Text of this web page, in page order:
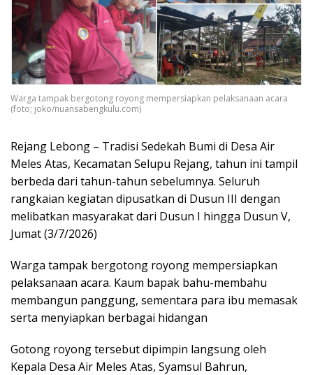
Warga tampak bergotong royong mempersiapkan pelaksanaan acara
(foto; joko/nuansabengkulu.com)
Rejang Lebong – Tradisi Sedekah Bumi di Desa Air
Meles Atas, Kecamatan Selupu Rejang, tahun ini tampil
berbeda dari tahun-tahun sebelumnya. Seluruh
rangkaian kegiatan dipusatkan di Dusun III dengan
melibatkan masyarakat dari Dusun I hingga Dusun V,
Jumat (3/7/2026)
Warga tampak bergotong royong mempersiapkan
pelaksanaan acara. Kaum bapak bahu-membahu
membangun panggung, sementara para ibu memasak
serta menyiapkan berbagai hidangan
Gotong royong tersebut dipimpin langsung oleh
Kepala Desa Air Meles Atas, Syamsul Bahrun,